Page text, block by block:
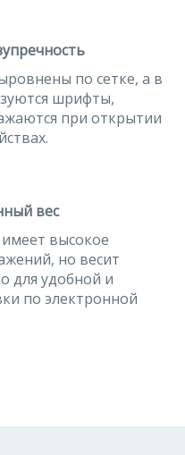
по сетке, а в
шрифты,
при открытии
вес
высокое
но весит
для удобной и
по электронной